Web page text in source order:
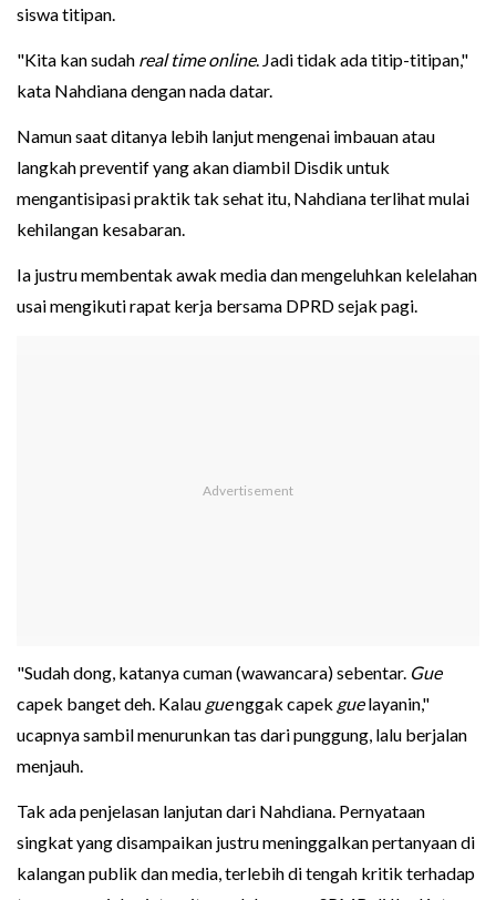
siswa titipan.
"Kita kan sudah real time online. Jadi tidak ada titip-titipan,"
kata Nahdiana dengan nada datar.
Namun saat ditanya lebih lanjut mengenai imbauan atau
langkah preventif yang akan diambil Disdik untuk
mengantisipasi praktik tak sehat itu, Nahdiana terlihat mulai
kehilangan kesabaran.
Ia justru membentak awak media dan mengeluhkan kelelahan
usai mengikuti rapat kerja bersama DPRD sejak pagi.
"Sudah dong, katanya cuman (wawancara) sebentar. Gue
capek banget deh. Kalau guenggak capek guelayanin,"
ucapnya sambil menurunkan tas dari punggung, lalu berjalan
menjauh.
Tak ada penjelasan lanjutan dari Nahdiana. Pernyataan
singkat yang disampaikan justru meninggalkan pertanyaan di
kalangan publik dan media, terlebih di tengah kritik terhadap